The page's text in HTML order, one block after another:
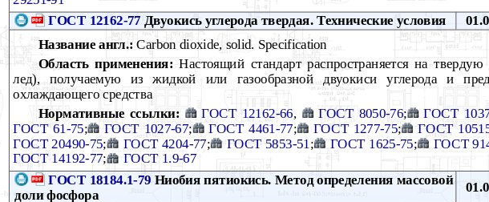
ГОСТ 12162-77Двуокись углерода твердая. Технические условия
Название англ.: Carbon dioxide, solid. Specification
Область применения:Настоящий стандарт распространяется на твердую
лед), получаемую из жидкой или газообразной двуокиси углерода и
охлаждающего средства
Нормативные ссылки:
ГОСТ 12162-66 ГОСТ 8050-76; ГОСТ
ГОСТ 61-75; ГОСТ 1027-67; ГОСТ 4461-77; ГОСТ 1277-75; ГОСТ
ГОСТ 20490-75; ГОСТ 4204-77; ГОСТ 5853-51 ; ГОСТ 1625-75; ГОСТ
ГОСТ 14192-77; ГОСТ 1.9-67
ГОСТ 18184.1-79 Ниобия пятиокись. Метод определения массовой
доли фосфора